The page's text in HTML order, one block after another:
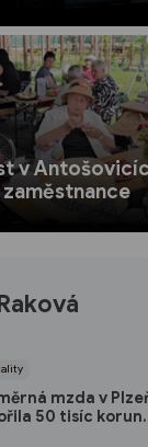
v
mzda v
50 tisíc
za pět let